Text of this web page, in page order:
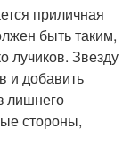
приличная
быть таким,
лучиков. Звезду
и добавить
лишнего
стороны,